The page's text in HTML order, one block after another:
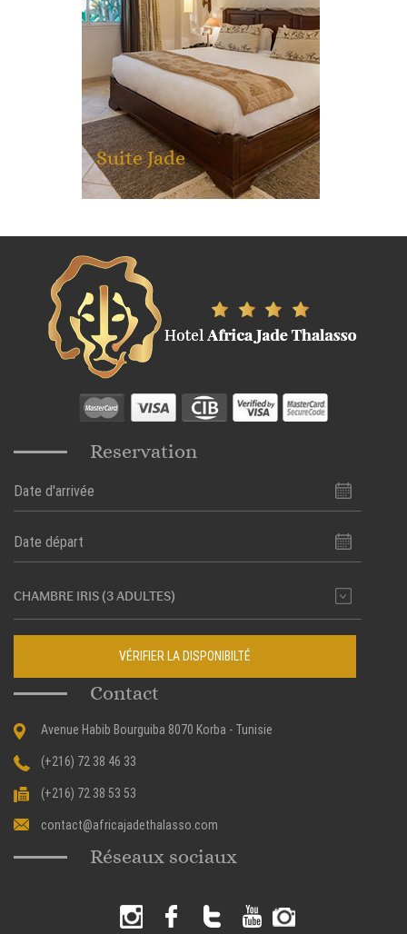
Suite Jade
Reservation
VÉRIFIER LA DISPONIBILTÉ
Contact
Avenue Habib Bourguiba 8070 Korba - Tunisie
(+216) 72 38 46 33
(+216) 72 38 53 53
contact@africajadethalasso.com
Réseaux sociaux